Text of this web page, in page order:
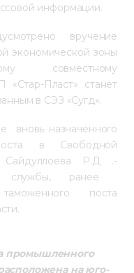
информации.
вручение
экономической зоны
совместному
«Стар-Пласт» станет
в СЭЗ «Сугд».
вновь назначенного
в Свободной
Сайдуллоева Р.Д .-
службы, ранее
поста
промышленного
на юго-